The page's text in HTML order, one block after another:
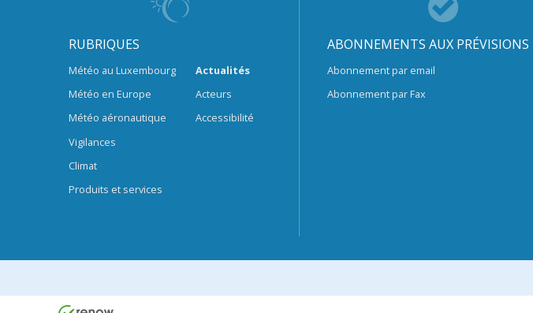
RUBRIQUES
Météo au Luxembourg
Météo en Europe
Météo aéronautique
Vigilances
Climat
Produits et services
Actualités
Acteurs
Accessibilité
ABONNEMENTS AUX PRÉVISIONS
Abonnement par email
Abonnement par Fax